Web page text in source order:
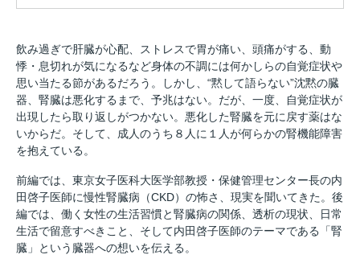
飲み過ぎで肝臓が心配、ストレスで胃が痛い、頭痛がする、動
悸・息切れが気になるなど身体の不調には何かしらの自覚症状や
思い当たる節があるだろう。しかし、“黙して語らない”沈黙の臓
器、腎臓は悪化するまで、予兆はない。だが、一度、自覚症状が
出現したら取り返しがつかない。悪化した腎臓を元に戻す薬はな
いからだ。そして、成人のうち８人に１人が何らかの腎機能障害
を抱えている。
前編では、東京女子医科大医学部教授・保健管理センター長の内
田啓子医師に慢性腎臓病（CKD）の怖さ、現実を聞いてきた。後
編では、働く女性の生活習慣と腎臓病の関係、透析の現状、日常
生活で留意すべきこと、そして内田啓子医師のテーマである「腎
臓」という臓器への想いを伝える。